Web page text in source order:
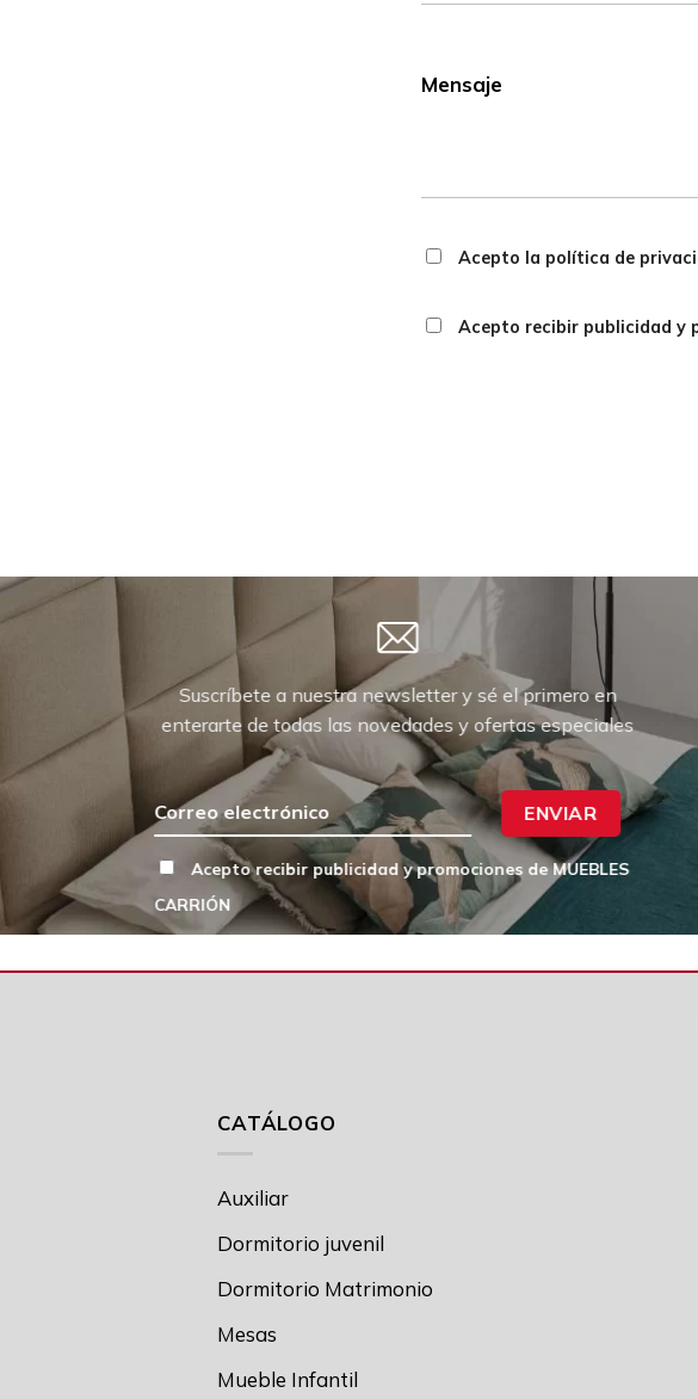
Acepto la política de
Acepto recibir publicidad y
Suscríbete a nuestra newsletter y sé el primero en
enterarte de todas las novedades y ofertas especiales
Acepto recibir publicidad y promociones de MUEBLES
CARRIÓN
ENVIAR
CATÁLOGO
Auxiliar
Dormitorio juvenil
Dormitorio Matrimonio
Mesas
Mueble Infantil